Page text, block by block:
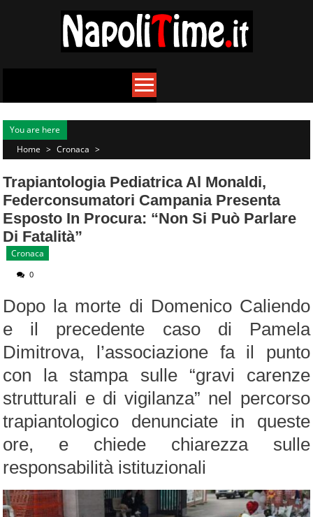
You are here
Home > Cronaca >
Trapiantologia Pediatrica Al Monaldi,
Federconsumatori Campania Presenta
Esposto In Procura: “Non Si Può Parlare
Di Fatalità”
Cronaca
0
Dopo la morte di Domenico Caliendo
e il precedente caso di Pamela
Dimitrova, l’associazione fa il punto
con la stampa sulle “gravi carenze
strutturali e di vigilanza” nel percorso
trapiantologico denunciate in queste
ore, e chiede chiarezza sulle
responsabilità istituzionali